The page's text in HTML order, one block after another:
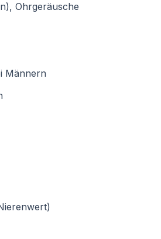
Ohrgeräusche
Männern